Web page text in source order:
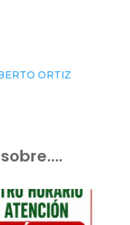
ORTIZ